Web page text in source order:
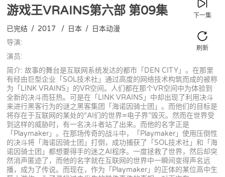
游戏王VRAINS第六部 第09集 下一集
刷新
已完结 / 2017 / 日本 / 日本动漫
导演:
演员:
简介: 故事的舞台是互联网系统发达的都市「DEN CITY」。在那里
有经由巨型企业「SOL技术社」通过高度的网络技术构筑而成的被称
为「LINK VRAINS」的VR空间。人们都在那个VR空间中为体验到
全新的决斗而狂热。可是在「LINK VRAINS」中却出现了利用决斗
来进行黑客行为的谜之黑客集团「海诺因骑士团」。而他们的目标是
将存在于互联网的某处的“AI们的世界=电子界”毁灭。然而在世界受
到这样的威胁时，有一名决斗者站了出来。而他的名字正是
「Playmaker」。在那场传奇的战斗中，「Playmaker」使用压倒性
的决斗将「海诺因骑士团」打倒，成功捕获了「SOL技术社」和「海
诺因骑士团」都想要得手的迷之AI程序。一度拯救了世界，然后却突
然消声匿迹了，而他的名字就在互联网的世界中一瞬间变得声名远
播，成为了传说。而现在，作为「Playmaker」的正体的某位高中生